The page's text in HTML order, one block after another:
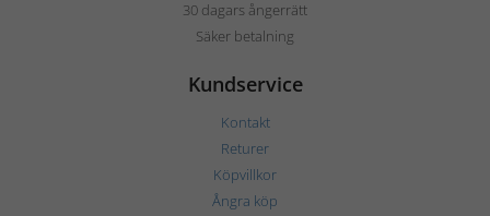
30 dagars ångerrätt
Säker betalning
Kundservice
Kontakt
Returer
Köpvillkor
Ångra köp